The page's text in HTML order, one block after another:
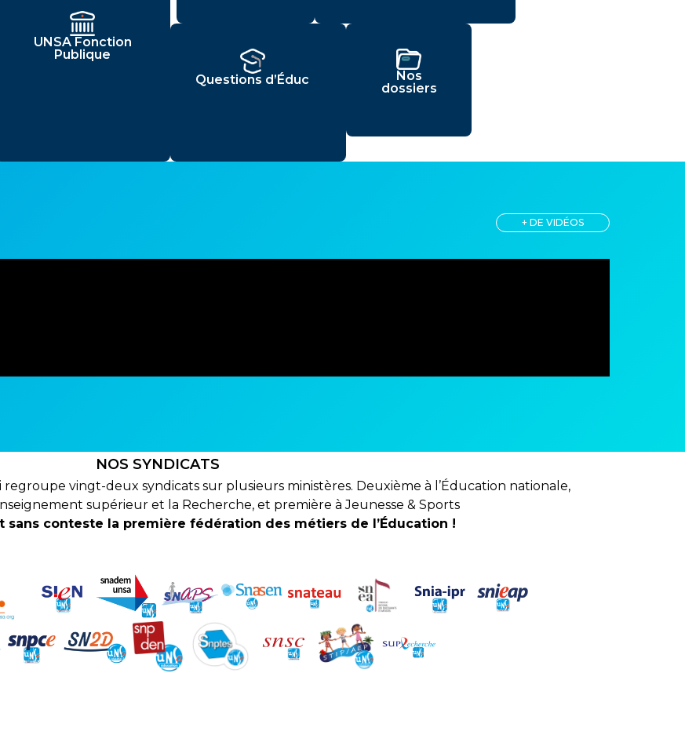
UNSA Fonction
Publique
Questions d’Éduc
Nos
dossiers
+ DE VIDÉOS
NOS SYNDICATS
vingt-deux syndicats sur plusieurs ministères. Deuxième à l’Éducation nationale,
supérieur et la Recherche, et première à Jeunesse & Sports
sans conteste la première fédération des métiers de l’Éducation !